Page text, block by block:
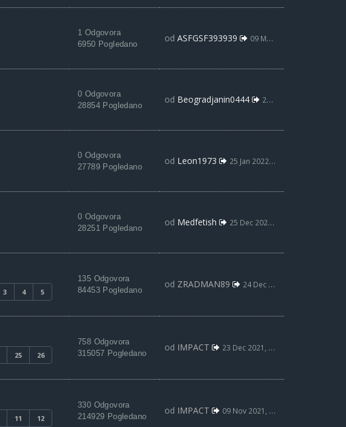
1 Odgovora
6950 Pogledano
od ASFGSF393939 09 Mar 2022, 00:53
0 Odgovora
28854 Pogledano
od Beogradjanin0444 25 Jan 2022, 19:52
0 Odgovora
27789 Pogledano
od Leon1973 25 Jan 2022, 12:56
0 Odgovora
28251 Pogledano
od Medfetish 25 Dec 2021, 17:32
3 4 5
135 Odgovora
84453 Pogledano
od ZRADMAN89 24 Dec 2021, 12:05
25 26
758 Odgovora
315057 Pogledano
od IMPACT 23 Dec 2021, 22:04
11 12
330 Odgovora
214929 Pogledano
od IMPACT 09 Nov 2021, 22:26